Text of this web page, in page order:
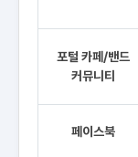
포털 카페/밴드
커뮤니티
페이스북